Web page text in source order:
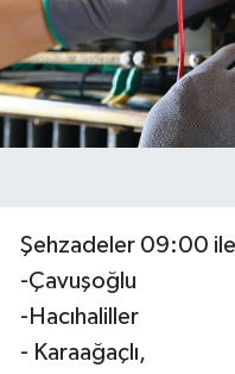
Şehzadeler 09:00
-Çavuşoğlu
-Hacıhaliller
- Karaağaçlı,